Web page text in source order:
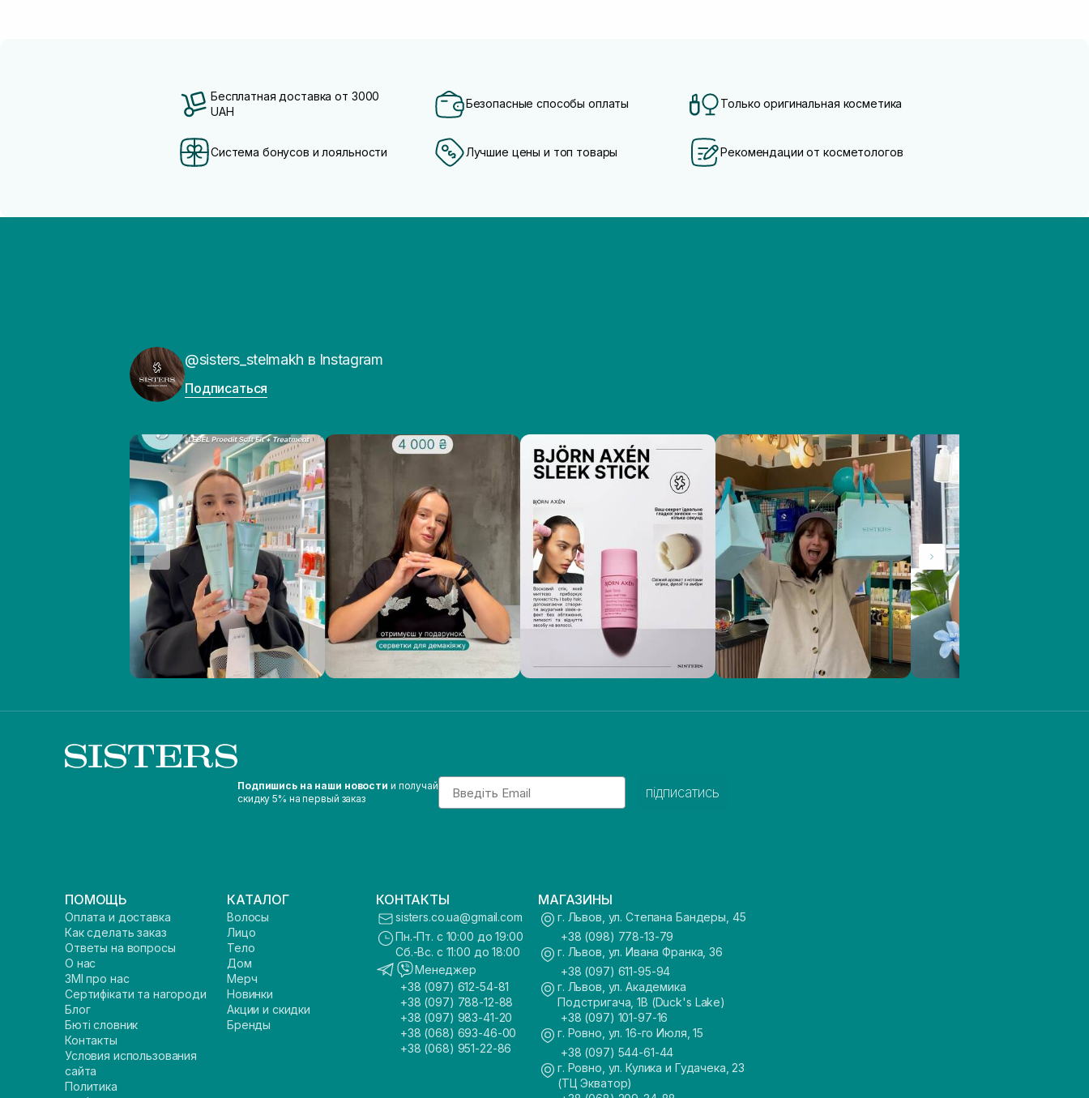
Бесплатная доставка от 3000
UAH
Безопасные способы оплаты Только оригинальная косметика
Система бонусов и лояльности Лучшие цены и топ товары Рекомендации от косметологов
@sisters_stelmakh в Instagram
Подписаться
Подпишись на наши новости и получай
скидку 5% на первый заказ
Email
підписатись
ПОМОЩЬ
Оплата и доставка
Как сделать заказ
Ответы на вопросы
О нас
ЗМІ про нас
Сертифікати та нагороди
Блог
Бюті словник
Контакты
Условия использования
сайта
Политика
КАТАЛОГ
Волосы
Лицо
Тело
Дом
Мерч
Новинки
Акции и скидки
Бренды
КОНТАКТЫ
sisters.co.ua@gmail.com
Пн.-Пт. с 10:00 до 19:00
Сб.-Вс. с 11:00 до 18:00
Менеджер
+38 (097) 612-54-81
+38 (097) 788-12-88
+38 (097) 983-41-20
+38 (068) 693-46-00
+38 (068) 951-22-86
МАГАЗИНЫ
г. Львов, ул. Степана Бандеры, 45
+38 (098) 778-13-79
г. Львов, ул. Ивана Франка, 36
+38 (097) 611-95-94
г. Львов, ул. Академика
Подстригача, 1В (Duck's Lake)
+38 (097) 101-97-16
г. Ровно, ул. 16-го Июля, 15
+38 (097) 544-61-44
г. Ровно, ул. Кулика и Гудачека, 23
(ТЦ Экватор)